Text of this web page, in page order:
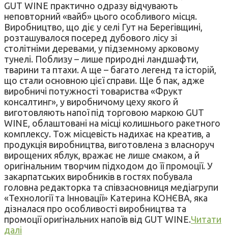
GUT WINE практично одразу відчувають
неповторний «вайб» цього особливого місця.
Виробництво, що діє у селі Гут на Берегівщині,
розташувалося посеред дубового лісу зі
столітніми деревами, у підземному арковому
тунелі. Поблизу – лише природні ландшафти,
тварини та птахи. А ще – багато легенд та історій,
що стали основною цієї справи. Ще б пак, адже
виробничі потужності товариства «Фрукт
консалтинг», у виробничому цеху якого й
виготовляють напої під торговою маркою GUT
WINE, облаштовані на місці колишнього ракетного
комплексу. Тож місцевість надихає на креатив, а
продукція виробництва, виготовлена з власноруч
вирощених яблук, вражає не лише смаком, а й
оригінальним творчим підходом до її промоції. У
закарпатських виробників в гостях побувала
головна редакторка та співзасновниця медіагрупи
«Технології та Інновації» Катерина КОНЄВА, яка
дізналася про особливості виробництва та
промоції оригінальних напоїв від GUT WINE.Читати
далі